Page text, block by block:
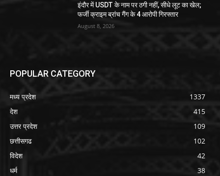
इंदौर में USDT के नाम पर ठगी नहीं, सीधे लूट का खेल;
फर्जी क्राइम ब्रांच गैंग के 4 आरोपी गिरफ्तार
August 8, 2026
POPULAR CATEGORY
मध्य प्रदेश
1337
देश
415
उत्तर प्रदेश
109
छत्तीसगढ
102
विदेश
42
धर्म
38